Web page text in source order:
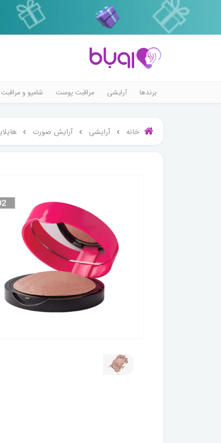
برندها آرایشی مراقبت پوست شامپو و
خانه آرایشی آرایش صورت